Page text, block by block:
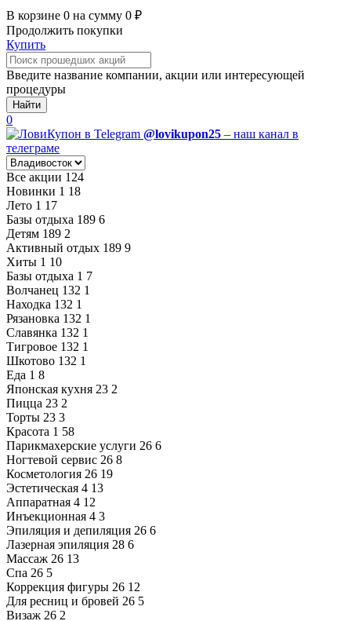
В корзине 0 на сумму 0 ₽
Продолжить покупки
Купить
Введите название компании, акции или интересующей
процедуры
Найти
0
@lovikupon25 – наш канал в
телеграме
Все акции 124
Новинки 1 18
Лето 1 17
Базы отдыха 189 6
Детям 189 2
Активный отдых 189 9
Хиты 1 10
Базы отдыха 1 7
Волчанец 132 1
Находка 132 1
Рязановка 132 1
Славянка 132 1
Тигровое 132 1
Шкотово 132 1
Еда 1 8
Японская кухня 23 2
Пицца 23 2
Торты 23 3
Красота 1 58
Парикмахерские услуги 26 6
Ногтевой сервис 26 8
Косметология 26 19
Эстетическая 4 13
Аппаратная 4 12
Инъекционная 4 3
Эпиляция и депиляция 26 6
Лазерная эпиляция 28 6
Массаж 26 13
Спа 26 5
Коррекция фигуры 26 12
Для ресниц и бровей 26 5
Визаж 26 2